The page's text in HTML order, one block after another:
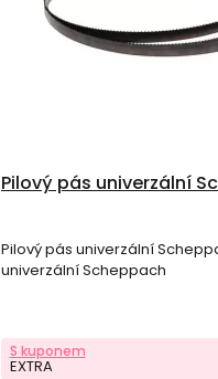
Pilový pás univerzální
Pilový pás univerzální
univerzální Scheppach
S kuponem
EXTRA